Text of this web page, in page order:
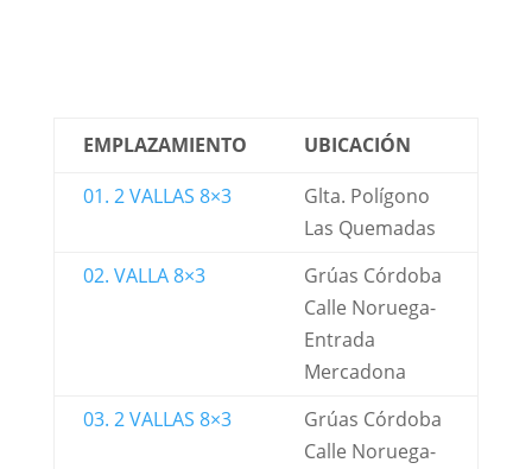
EMPLAZAMIENTO
UBICACIÓN
01. 2 VALLAS 8×3
Glta. Polígono
Las Quemadas
02. VALLA 8×3
Grúas Córdoba
Calle Noruega-
Entrada
Mercadona
03. 2 VALLAS 8×3
Grúas Córdoba
Calle Noruega-